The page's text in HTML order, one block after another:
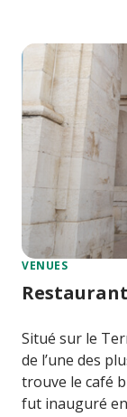
VENUES
Situé sur le
de l’une des
trouve le café
fut inauguré en